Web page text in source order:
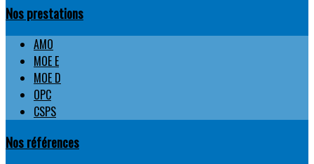
Nos prestations
AMO
MOE E
MOE D
OPC
CSPS
Nos références